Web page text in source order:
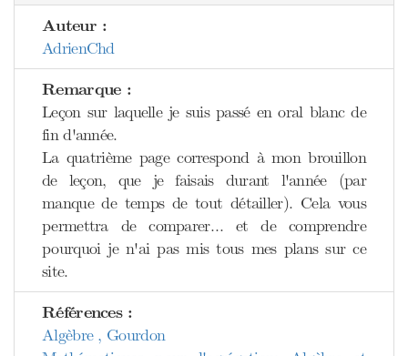
Auteur :
AdrienChd
Remarque :
Leçon sur laquelle je suis passé en oral blanc de
fin d'année.
La quatrième page correspond à mon brouillon
de leçon, que je faisais durant l'année (par
manque de temps de tout détailler). Cela vous
permettra de comparer… et de comprendre
pourquoi je n'ai pas mis tous mes plans sur ce
site.
Références :
Algèbre , Gourdon